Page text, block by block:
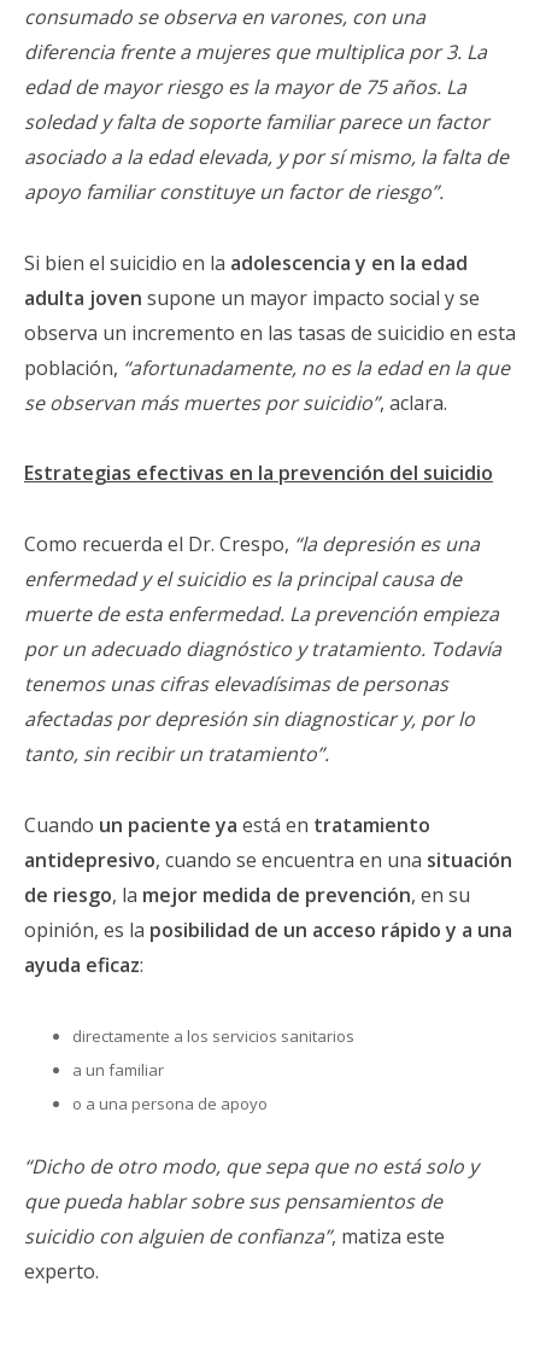
consumado se observa en varones, con una
diferencia frente a mujeres que multiplica por 3. La
edad de mayor riesgo es la mayor de 75 años. La
soledad y falta de soporte familiar parece un factor
asociado a la edad elevada, y por sí mismo, la falta de
apoyo familiar constituye un factor de riesgo”.
Si bien el suicidio en la adolescencia y en la edad
adulta joven supone un mayor impacto social y se
observa un incremento en las tasas de suicidio en esta
población, “afortunadamente, no es la edad en la que
se observan más muertes por suicidio”, aclara.
Estrategias efectivas en la prevención del suicidio
Como recuerda el Dr. Crespo, “la depresión es una
enfermedad y el suicidio es la principal causa de
muerte de esta enfermedad. La prevención empieza
por un adecuado diagnóstico y tratamiento. Todavía
tenemos unas cifras elevadísimas de personas
afectadas por depresión sin diagnosticar y, por lo
tanto, sin recibir un tratamiento”.
Cuando un paciente ya está en tratamiento
antidepresivo, cuando se encuentra en una situación
de riesgo, la mejor medida de prevención, en su
opinión, es la posibilidad de un acceso rápido y a una
ayuda eficaz:
directamente a los servicios sanitarios
a un familiar
o a una persona de apoyo
“Dicho de otro modo, que sepa que no está solo y
que pueda hablar sobre sus pensamientos de
suicidio con alguien de confianza”, matiza este
experto.